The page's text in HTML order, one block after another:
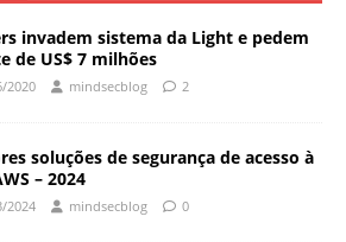
invadem sistema da Light e pedem
de US$ 7 milhões
2020 mindsecblog 2
soluções de segurança de acesso à
– 2024
2024 mindsecblog 0